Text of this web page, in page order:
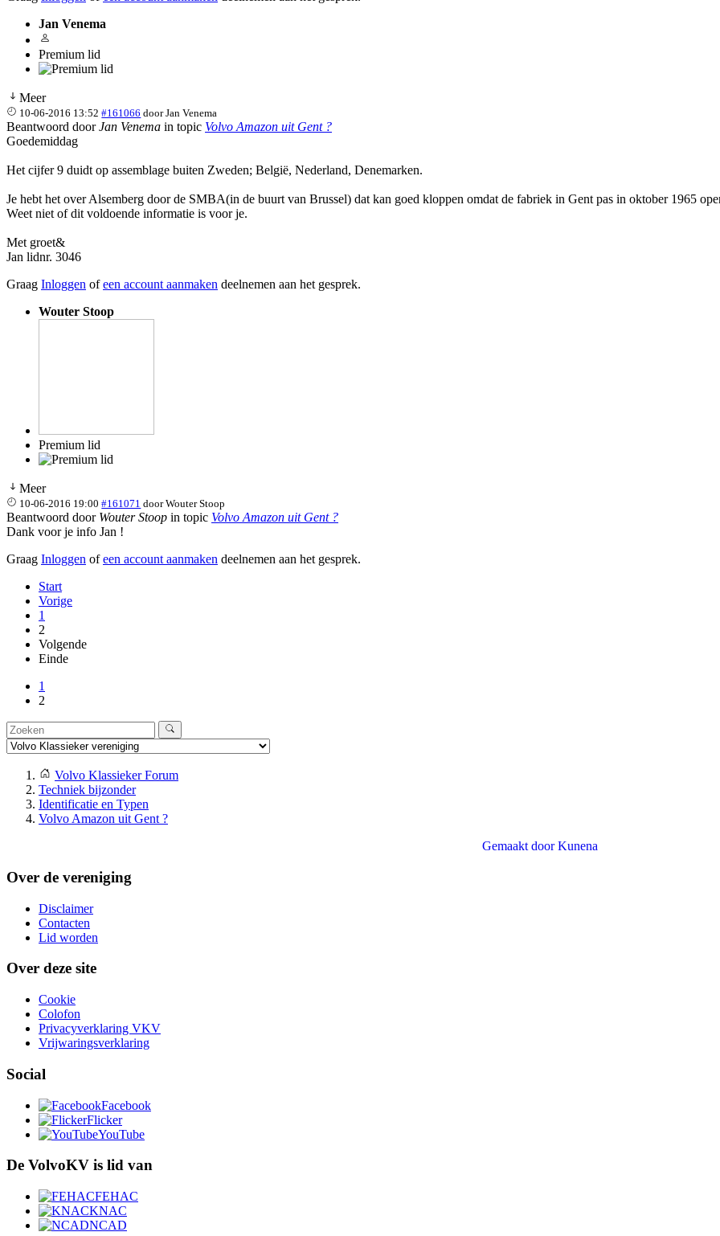
Jan Venema
Premium lid
Meer
10-06-2016 13:52 #161066 doorJan Venema
Beantwoord doorJan Venema in topic Volvo Amazon uit Gent ?
Goedemiddag
Het cijfer 9 duidt op assemblage buiten Zweden; België, Nederland, Denemarken.
Je hebt het over Alsemberg door de SMBA(in de buurt van Brussel) dat kan goed kloppen omdat de fabriek in Gent pas in oktober 1965
Weet niet of dit voldoende informatie is voor je.
Met groet&
Jan lidnr. 3046
Graag Inloggen ofeen account aanmaken deelnemen aan het gesprek.
Wouter Stoop
Premium lid
Meer
10-06-2016 19:00 #161071 doorWouter Stoop
Beantwoord door Wouter Stoop in topic Volvo Amazon uit Gent ?
Dank voor je info Jan !
Graag Inloggen ofeen account aanmaken deelnemen aan het gesprek.
Start
Vorige
1
2
Volgende
Einde
1
2
Volvo Klassieker Forum
Techniek bijzonder
Identificatie en Typen
Volvo Amazon uit Gent ?
Gemaakt doorKunena
Over de vereniging
Disclaimer
Contacten
Lid worden
Over deze site
Cookie
Colofon
Privacyverklaring VKV
Vrijwaringsverklaring
Social
Facebook
Flicker
YouTube
De VolvoKV is lid van
FEHAC
KNAC
NCAD